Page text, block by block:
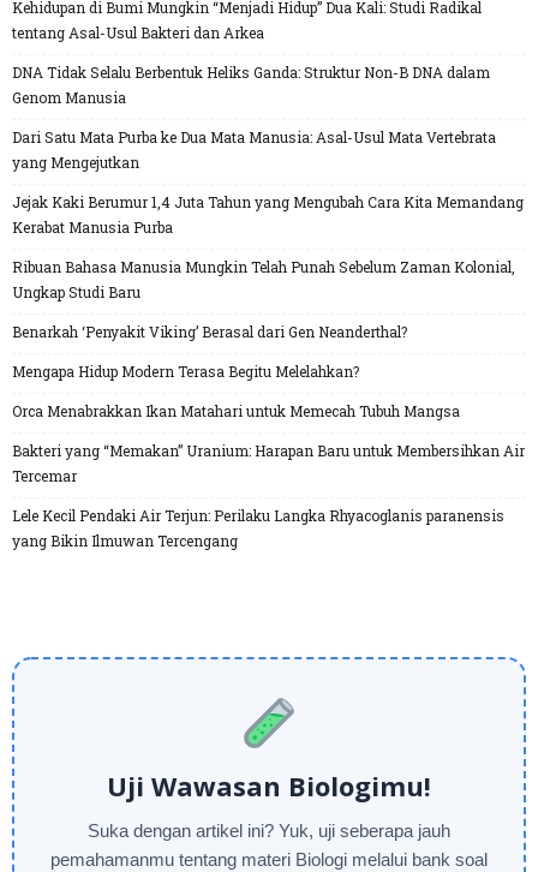
Kehidupan di Bumi Mungkin “Menjadi Hidup” Dua Kali: Studi Radikal
tentang Asal-Usul Bakteri dan Arkea
DNA Tidak Selalu Berbentuk Heliks Ganda: Struktur Non-B DNA dalam
Genom Manusia
Dari Satu Mata Purba ke Dua Mata Manusia: Asal-Usul Mata Vertebrata
yang Mengejutkan
Jejak Kaki Berumur 1,4 Juta Tahun yang Mengubah Cara Kita Memandang
Kerabat Manusia Purba
Ribuan Bahasa Manusia Mungkin Telah Punah Sebelum Zaman Kolonial,
Ungkap Studi Baru
Benarkah ‘Penyakit Viking’ Berasal dari Gen Neanderthal?
Mengapa Hidup Modern Terasa Begitu Melelahkan?
Orca Menabrakkan Ikan Matahari untuk Memecah Tubuh Mangsa
Bakteri yang “Memakan” Uranium: Harapan Baru untuk Membersihkan Air
Tercemar
Lele Kecil Pendaki Air Terjun: Perilaku Langka Rhyacoglanis paranensis
yang Bikin Ilmuwan Tercengang
Uji Wawasan Biologimu!
Suka dengan artikel ini? Yuk, uji seberapa jauh
pemahamanmu tentang materi Biologi melalui bank soal